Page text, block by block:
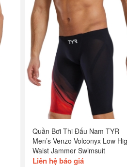
Quần Bơi Thi Đấu Nam TYR
Men’s Venzo Volconyx Low
Waist Jammer Swimsuit
Liên hệ báo giá